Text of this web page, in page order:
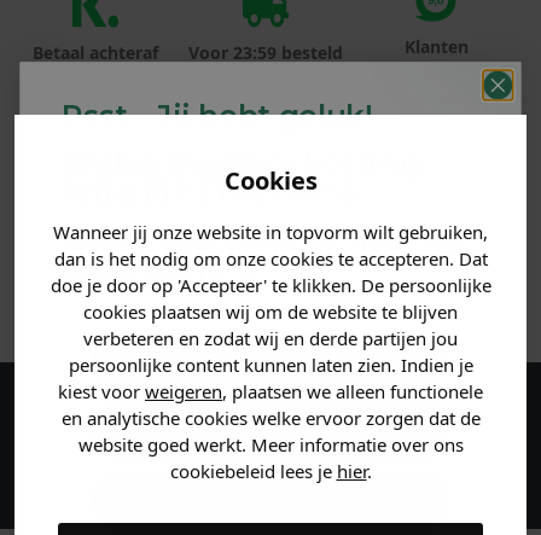
Cookies
Wanneer jij onze website in topvorm wilt gebruiken,
dan is het nodig om onze cookies te accepteren. Dat
doe je door op 'Accepteer' te klikken. De persoonlijke
cookies plaatsen wij om de website te blijven
verbeteren en zodat wij en derde partijen jou
persoonlijke content kunnen laten zien. Indien je
kiest voor weigeren, plaatsen we alleen functionele
en analytische cookies welke ervoor zorgen dat de
website goed werkt. Meer informatie over ons
cookiebeleid lees je hier.
Betaal achteraf
Voor 23:59 besteld
Klanten
beoordelen ons
met een 9,6!
MATERIAAL & WASVOORSCHRIFT
ANDERE BESTELDEN OOK
Maak een account aan en ontvang 5%
korting op je eerste bestelling!
Psst... Jij hebt geluk!
Welke mystery
krijg jij? (Tot-30%
Vertel ons waar je naar op
zoek bent. 👇
Heren kleding
Dames kleding